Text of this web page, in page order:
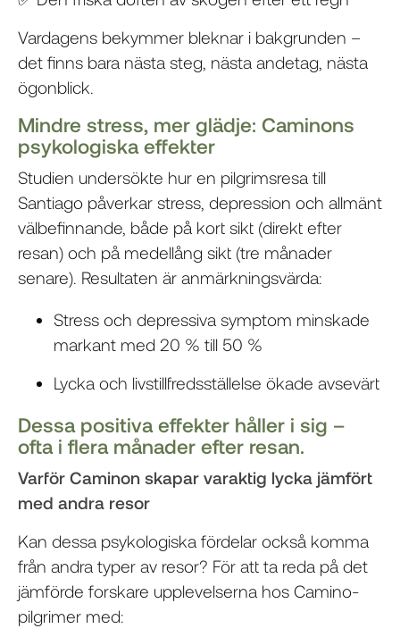
Vardagens bekymmer bleknar i bakgrunden –
det finns bara nästa steg, nästa andetag, nästa
ögonblick.
Mindre stress, mer glädje: Caminons
psykologiska effekter
Studien undersökte hur en pilgrimsresa till
Santiago påverkar stress, depression och allmänt
välbefinnande, både på kort sikt (direkt efter
resan) och på medellång sikt (tre månader
senare). Resultaten är anmärkningsvärda:
Stress och depressiva symptom minskade
markant med 20 % till 50 %
Lycka och livstillfredsställelse ökade avsevärt
Dessa positiva effekter håller i sig –
ofta i flera månader efter resan.
Varför Caminon skapar varaktig lycka jämfört
med andra resor
Kan dessa psykologiska fördelar också komma
från andra typer av resor? För att ta reda på det
jämförde forskare upplevelserna hos Camino-
pilgrimer med: